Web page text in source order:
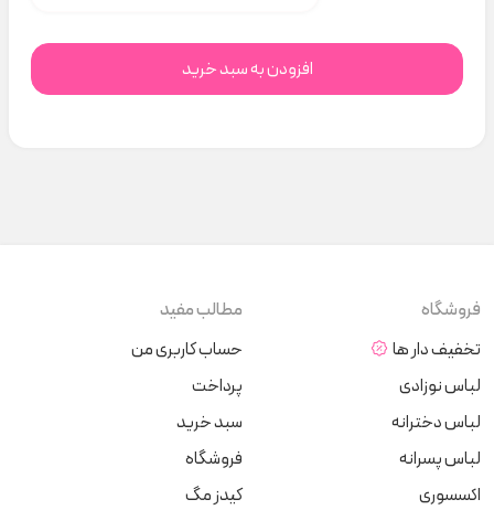
افزودن به سبد خرید
فروشگاه
تخفیف دار ها
لباس نوزادی
لباس دخترانه
لباس پسرانه
اکسسوری
مطالب مفید
حساب کاربری من
پرداخت
سبد خرید
فروشگاه
کیدز مگ